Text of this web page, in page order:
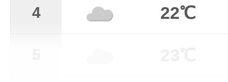
4 22℃